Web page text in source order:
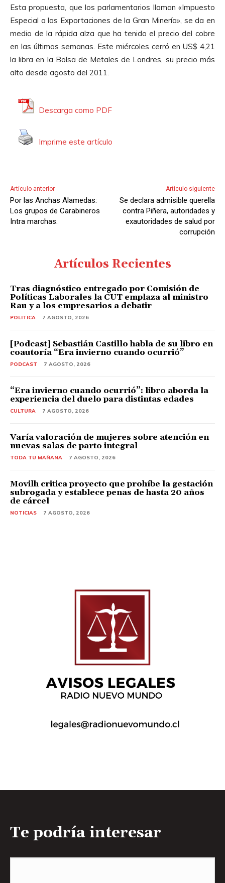
o
o
d
u
c
t
o
Esta propuesta, que los parlamentarios llaman «Impuesto
Especial a las Exportaciones de la Gran Minería», se da en
medio de la rápida alza que ha tenido el precio del cobre
en las últimas semanas. Este miércoles cerró en US$ 4,21
la libra en la Bolsa de Metales de Londres, su precio más
alto desde agosto del 2011.
Descarga como PDF
Imprime este artículo
Artículo anterior
Por las Anchas Alamedas:
Los grupos de Carabineros
Intra marchas.
Artículo siguiente
Se declara admisible querella
contra Piñera, autoridades y
exautoridades de salud por
corrupción
Artículos Recientes
Tras diagnóstico entregado por Comisión de
Políticas Laborales la CUT emplaza al ministro
Rau y a los empresarios a debatir
POLITICA 7 AGOSTO, 2026
[Podcast] Sebastián Castillo habla de su libro en
coautoría “Era invierno cuando ocurrió”
PODCAST 7 AGOSTO, 2026
“Era invierno cuando ocurrió”: libro aborda la
experiencia del duelo para distintas edades
CULTURA 7 AGOSTO, 2026
Varía valoración de mujeres sobre atención en
nuevas salas de parto integral
TODA TU MAÑANA 7 AGOSTO, 2026
Movilh critica proyecto que prohíbe la gestación
subrogada y establece penas de hasta 20 años
de cárcel
NOTICIAS 7 AGOSTO, 2026
Te podría interesar